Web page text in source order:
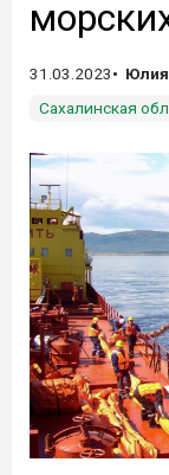
31.03.2023
Сахалинская